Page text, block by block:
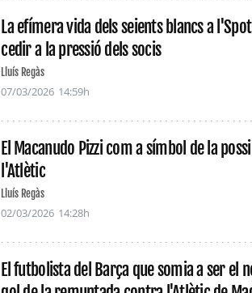
La efímera vida dels seients blancs a
cedir a la pressió dels socis
Lluís Regàs
07/03/2026 14:59h
El Macanudo Pizzi com a símbol de la
l'Atlètic
Lluís Regàs
02/03/2026 14:28h
El futbolista del Barça que somia a ser el